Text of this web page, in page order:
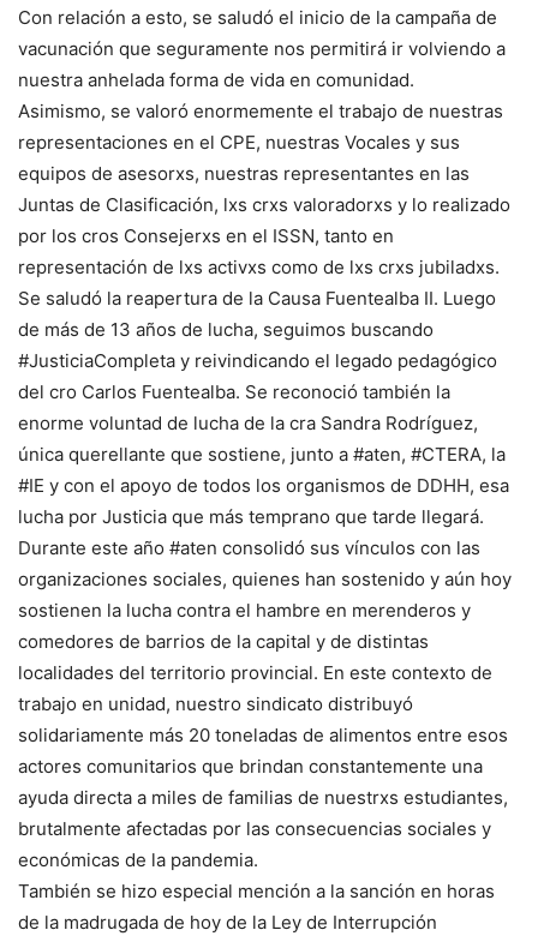
Con relación a esto, se saludó el inicio de la campaña de
vacunación que seguramente nos permitirá ir volviendo a
nuestra anhelada forma de vida en comunidad.
Asimismo, se valoró enormemente el trabajo de nuestras
representaciones en el CPE, nuestras Vocales y sus
equipos de asesorxs, nuestras representantes en las
Juntas de Clasificación, lxs crxs valoradorxs y lo realizado
por los cros Consejerxs en el ISSN, tanto en
representación de lxs activxs como de lxs crxs jubiladxs.
Se saludó la reapertura de la Causa Fuentealba II. Luego
de más de 13 años de lucha, seguimos buscando
#JusticiaCompleta y reivindicando el legado pedagógico
del cro Carlos Fuentealba. Se reconoció también la
enorme voluntad de lucha de la cra Sandra Rodríguez,
única querellante que sostiene, junto a #aten, #CTERA, la
#IE y con el apoyo de todos los organismos de DDHH, esa
lucha por Justicia que más temprano que tarde llegará.
Durante este año #aten consolidó sus vínculos con las
organizaciones sociales, quienes han sostenido y aún hoy
sostienen la lucha contra el hambre en merenderos y
comedores de barrios de la capital y de distintas
localidades del territorio provincial. En este contexto de
trabajo en unidad, nuestro sindicato distribuyó
solidariamente más 20 toneladas de alimentos entre esos
actores comunitarios que brindan constantemente una
ayuda directa a miles de familias de nuestrxs estudiantes,
brutalmente afectadas por las consecuencias sociales y
económicas de la pandemia.
También se hizo especial mención a la sanción en horas
de la madrugada de hoy de la Ley de Interrupción